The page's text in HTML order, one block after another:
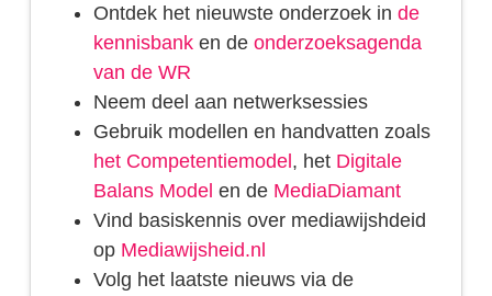
Ontdek het nieuwste onderzoek in de
kennisbanken de onderzoeksagenda
van de WR
Neem deel aan netwerksessies
Gebruik modellen en handvatten zoals
het Competentiemodel, het Digitale
Balans Model en de MediaDiamant
Vind basiskennis over mediawijshdeid
op Mediawijsheid.nl
Volg het laatste nieuws via de